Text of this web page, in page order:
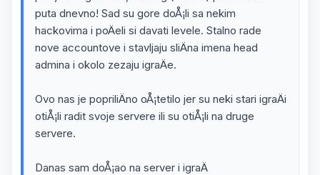
puta dnevno! Sad su gore doÅ¡li sa nekim
hackovima i poÄeli si davati levele. Stalno rade
nove accountove i stavljaju sliÄna imena head
admina i okolo zezaju igraÄe.
Ovo nas je popriliÄno oÅ¡tetilo jer su neki stari igraÄi
otiÅ¡li radit svoje servere ili su otiÅ¡li na druge
servere.
Danas sam doÅ¡ao na server i igraÄ